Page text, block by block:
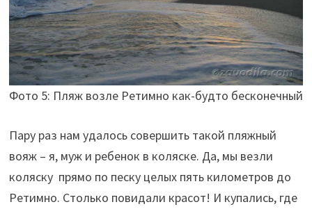
Фото 5: Пляж возле Ретимно как-будто бесконечный
Пару раз нам удалось совершить такой пляжный
вояж – я, муж и ребенок в коляске. Да, мы везли
коляску прямо по песку целых пять километров до
Ретимно. Столько повидали красот! И купались, где